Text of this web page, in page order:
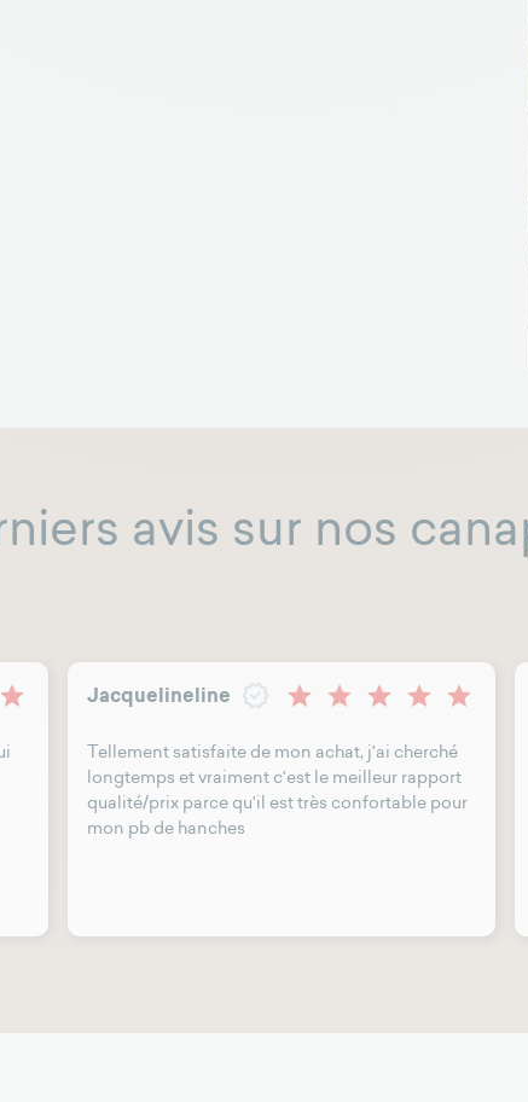
avis sur nos
Jacquelineline
Tellement satisfaite de mon achat, j'ai cherché
longtemps et vraiment c'est le meilleur rapport
qualité/prix parce qu'il est très confortable pour
mon pb de hanches